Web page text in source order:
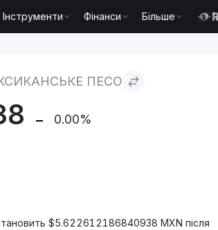
Інструменти Фінанси Більше
ПЕСО
0.00%
$5.622612186840938 MXN після